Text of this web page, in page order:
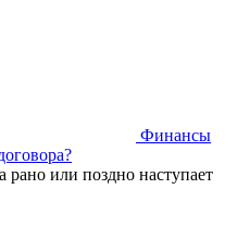
Финансы
или поздно наступает